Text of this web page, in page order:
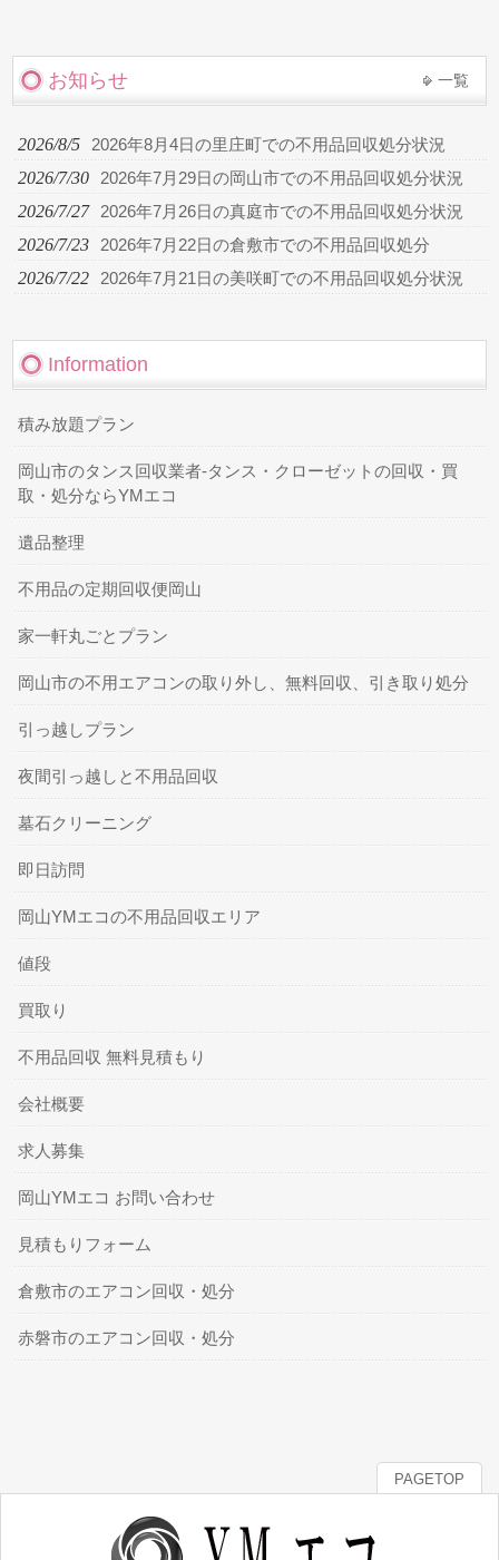
お知らせ 一覧
2026/8/5 2026年8月4日の里庄町での不用品回収処分状況
2026/7/30 2026年7月29日の岡山市での不用品回収処分状況
2026/7/27 2026年7月26日の真庭市での不用品回収処分状況
2026/7/23 2026年7月22日の倉敷市での不用品回収処分
2026/7/22 2026年7月21日の美咲町での不用品回収処分状況
Information
積み放題プラン
岡山市のタンス回収業者-タンス・クローゼットの回収・買
取・処分ならYMエコ
遺品整理
不用品の定期回収便岡山
家一軒丸ごとプラン
岡山市の不用エアコンの取り外し、無料回収、引き取り処分
引っ越しプラン
夜間引っ越しと不用品回収
墓石クリーニング
即日訪問
岡山YMエコの不用品回収エリア
値段
買取り
不用品回収 無料見積もり
会社概要
求人募集
岡山YMエコ お問い合わせ
見積もりフォーム
倉敷市のエアコン回収・処分
赤磐市のエアコン回収・処分
PAGETOP